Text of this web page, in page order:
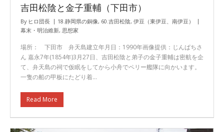
吉田松陰と金子重輔（下田市）
By ヒロ団長 18.静岡県の銅像, 60.吉田松陰, 伊豆（東伊豆、南伊豆）
幕末・明治維新, 思想家
場所： 下田市 弁天島建立年月日：1990年画像提供：じんぱちさ
ん 嘉永7年(1854年)3月27日、吉田松陰と弟子の金子重輔は密航を企
て、弁天島の祠で仮眠をしてから小舟でペリー艦隊に向かいます。
一隻の船の甲板にたどり着…
Read More